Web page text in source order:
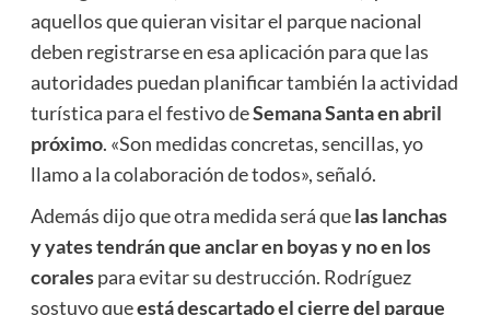
aquellos que quieran visitar el parque nacional
deben registrarse en esa aplicación para que las
autoridades puedan planificar también la actividad
turística para el festivo deSemana Santa en abril
próximo. «Son medidas concretas, sencillas, yo
llamo a la colaboración de todos», señaló.
Además dijo que otra medida será quelas lanchas
y yates tendrán que anclar en boyas y no en los
coralespara evitar su destrucción. Rodríguez
sostuvo queestá descartado el cierre del parque